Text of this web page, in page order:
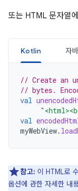
또는 HTML 문자열
Kotlin 자바
// Create an
// bytes.
val
val
myWebView.
참고: 이 HTML로
옵션에 관한 자세한 내